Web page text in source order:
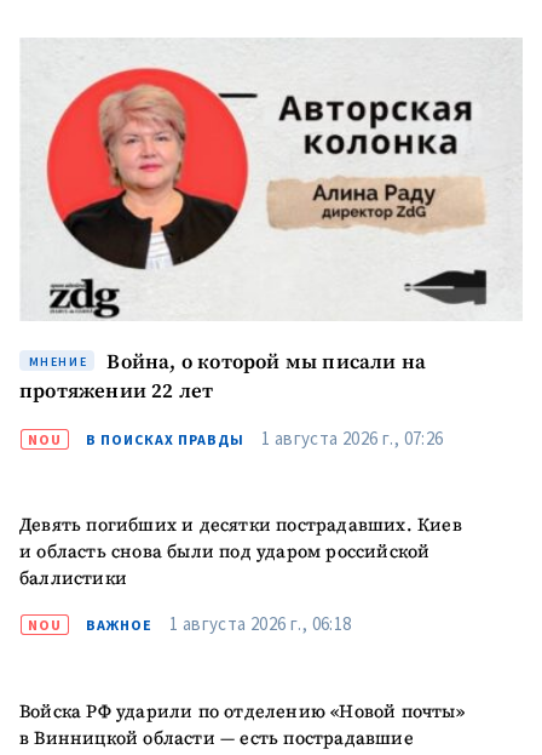
МНЕНИЕ
Война, о которой мы писали на
протяжении 22 лет
NOU В ПОИСКАХ ПРАВДЫ 1 августа 2026 г., 07:26
Девять погибших и десятки пострадавших. Киев
и область снова были под ударом российской
баллистики
NOU ВАЖНОЕ 1 августа 2026 г., 06:18
Войска РФ ударили по отделению «Новой почты»
в Винницкой области — есть пострадавшие
Анонимный источник
Имя + Моё имя
Электронная почта
+ Мой email
Телефон
сполитикой
конфиденциальности
ОТПРАВИТЬ НОВОСТЬ